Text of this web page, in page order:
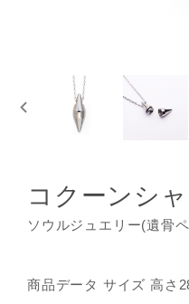
コクーンシ
ソウルジュエリー(遺骨
商品データ サイズ 高さ